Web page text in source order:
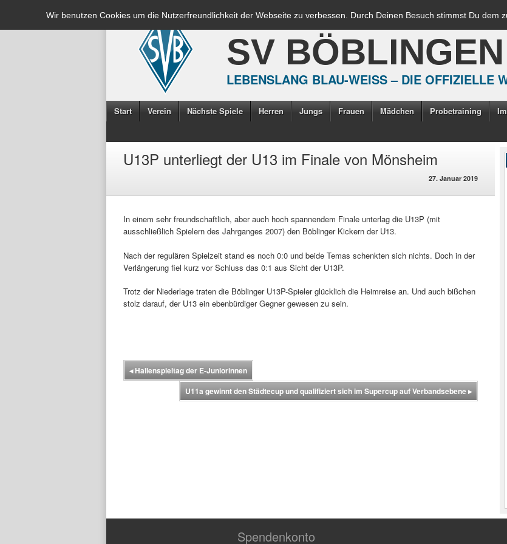
Wir benutzen Cookies um die Nutzerfreundlichkeit der Webseite zu verbessen. Durch Deinen Besuch stimmst Du dem
SV
LEBENSLANG BLAU-WEISS – DIE OFFIZIELLE
Start Verein Nächste Spiele Herren Jungs Frauen Mädchen Probetraining
U13P unterliegt der U13 im Finale von Mönsheim
27. Januar 2019
In einem sehr freundschaftlich, aber auch hoch spannendem Finale unterlag die U13P (mit
ausschließlich Spielern des Jahrganges 2007) den Böblinger Kickern der U13.
Nach der regulären Spielzeit stand es noch 0:0 und beide Temas schenkten sich nichts. Doch in der
Verlängerung fiel kurz vor Schluss das 0:1 aus Sicht der U13P.
Trotz der Niederlage traten die Böblinger U13P-Spieler glücklich die Heimreise an. Und auch bißchen
stolz darauf, der U13 ein ebenbürdiger Gegner gewesen zu sein.
◂Hallenspieltag der E-Juniorinnen
U11a gewinnt den Städtecup und qualifiziert sich im Supercup auf Verbandsebene▸
Spendenkonto